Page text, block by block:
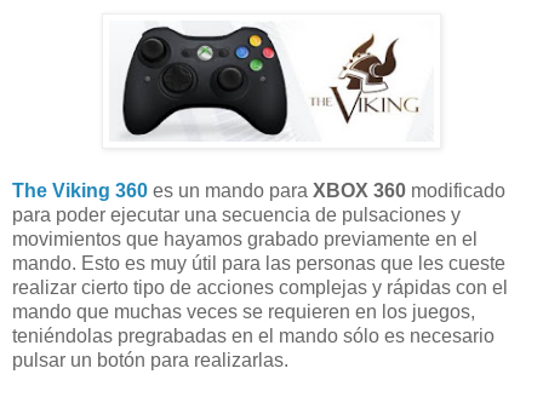
The Viking 360 es un mando para XBOX 360 modificado
para poder ejecutar una secuencia de pulsaciones y
movimientos que hayamos grabado previamente en el
mando. Esto es muy útil para las personas que les cueste
realizar cierto tipo de acciones complejas y rápidas con el
mando que muchas veces se requieren en los juegos,
teniéndolas pregrabadas en el mando sólo es necesario
pulsar un botón para realizarlas.